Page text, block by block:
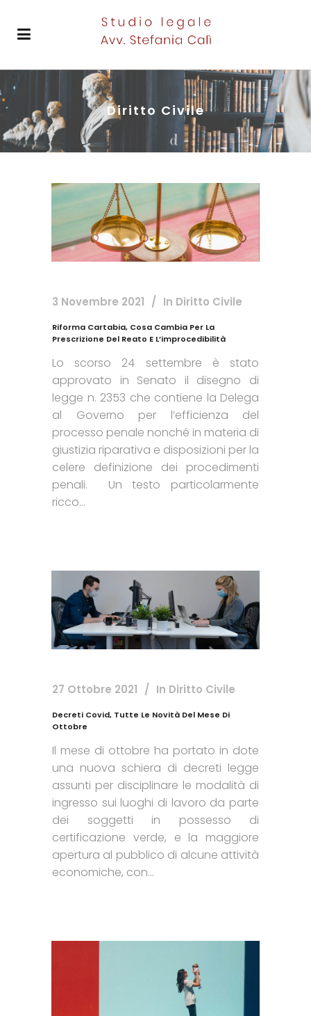
Diritto Civile
3 Novembre 2021 In Diritto Civile
Riforma Cartabia, Cosa Cambia Per La
Prescrizione Del Reato E L’improcedibilità
Lo scorso 24 settembre è stato
approvato in Senato il disegno di
legge n. 2353 che contiene la Delega
al Governo per l’efficienza del
processo penale nonché in materia di
giustizia riparativa e disposizioni per la
celere definizione dei procedimenti
penali. Un testo particolarmente
ricco...
27 Ottobre 2021 In Diritto Civile
Decreti Covid, Tutte Le Novità Del Mese Di
Ottobre
Il mese di ottobre ha portato in dote
una nuova schiera di decreti legge
assunti per disciplinare le modalità di
ingresso sui luoghi di lavoro da parte
dei soggetti in possesso di
certificazione verde, e la maggiore
apertura al pubblico di alcune attività
economiche, con...